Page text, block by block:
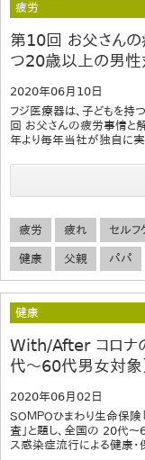
疲労
第10回 お父さんの
つ20歳以上の男性
2020年06月10日
フジ医療器は、子どもを
回 お父さんの疲労事情と
年より毎年当社が独自に
疲労 疲れ セルフ
健康 父親 パパ
健康
With/After コロナ
代～60代男女対象
2020年06月02日
ＳＯＭＰＯひまわり生命保
査」と題し、全国の 20代
ス感染症流行による健康